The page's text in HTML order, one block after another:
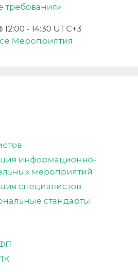
требования»
12:00 - 14:30 UTC+3
Мероприятия
информационно-
мероприятий
специалистов
стандарты